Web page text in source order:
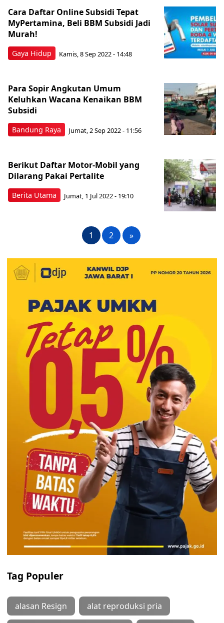
Gaya Hidup
Cara Daftar Online Subsidi Tepat
MyPertamina, Beli BBM Subsidi Jadi
Murah!
Kamis, 8 Sep 2022 - 14:48
Bandung Raya
Para Sopir Angkutan Umum
Keluhkan Wacana Kenaikan BBM
Subsidi
Jumat, 2 Sep 2022 - 11:56
Berita Utama
Berikut Daftar Motor-Mobil yang
Dilarang Pakai Pertalite
Jumat, 1 Jul 2022 - 19:10
1 2 »
Tag Populer
alasan Resign alat reproduksi pria